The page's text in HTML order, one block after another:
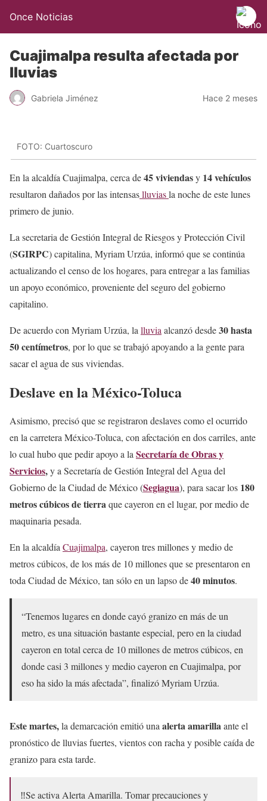
Once Noticias
Cuajimalpa resulta afectada por
lluvias
Gabriela Jiménez Hace 2 meses
FOTO: Cuartoscuro
En la alcaldía Cuajimalpa, cerca de45 viviendasy 14 vehículos
resultaron dañados por las intensaslluviasla noche de este lunes
primero de junio.
La secretaria de Gestión Integral de Riesgos y Protección Civil
(SGIRPC) capitalina, Myriam Urzúa, informó que se continúa
actualizando el censo de los hogares, para entregar a las familias
un apoyo económico, proveniente del seguro del gobierno
capitalino.
De acuerdo con Myriam Urzúa, la lluvia alcanzó desde30 hasta
50 centímetros, por lo que se trabajó apoyando a la gente para
sacar el agua de sus viviendas.
Deslave en la México-Toluca
Asimismo, precisó que se registraron deslaves como el ocurrido
en la carretera México-Toluca, con afectación en dos carriles, ante
lo cual hubo que pedir apoyo a la Secretaría de Obras y
Servicios,y a Secretaría de Gestión Integral del Agua del
Gobierno de la Ciudad de México (Segiagua), para sacar los 180
metros cúbicos de tierra que cayeron en el lugar, por medio de
maquinaria pesada.
En la alcaldía Cuajimalpa, cayeron tres millones y medio de
metros cúbicos, de los más de 10 millones que se presentaron en
toda Ciudad de México, tan sólo en un lapso de40 minutos.
“Tenemos lugares en donde cayó granizo en más de un
metro, es una situación bastante especial, pero en la ciudad
cayeron en total cerca de 10 millones de metros cúbicos, en
donde casi 3 millones y medio cayeron en Cuajimalpa, por
eso ha sido la más afectada”, finalizó Myriam Urzúa.
Este martes,la demarcación emitió una alerta amarilla ante el
pronóstico de lluvias fuertes, vientos con racha y posible caída de
granizo para esta tarde.
‼️Se activa Alerta Amarilla. Tomar precauciones y